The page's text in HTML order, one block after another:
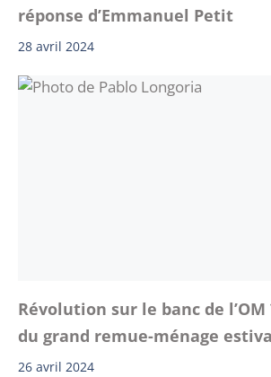
réponse d’Emmanuel Petit
28 avril 2024
Révolution sur le banc de l’OM
du grand remue-ménage
26 avril 2024